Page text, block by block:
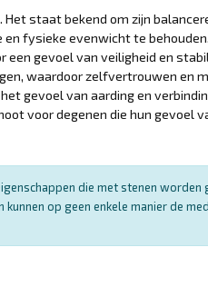
staat bekend om zijn
fysieke evenwicht te
een gevoel van veiligheid en
waardoor zelfvertrouwen en
gevoel van aarding en
voor degenen die hun gevoel
die met stenen worden
op geen enkele manier de